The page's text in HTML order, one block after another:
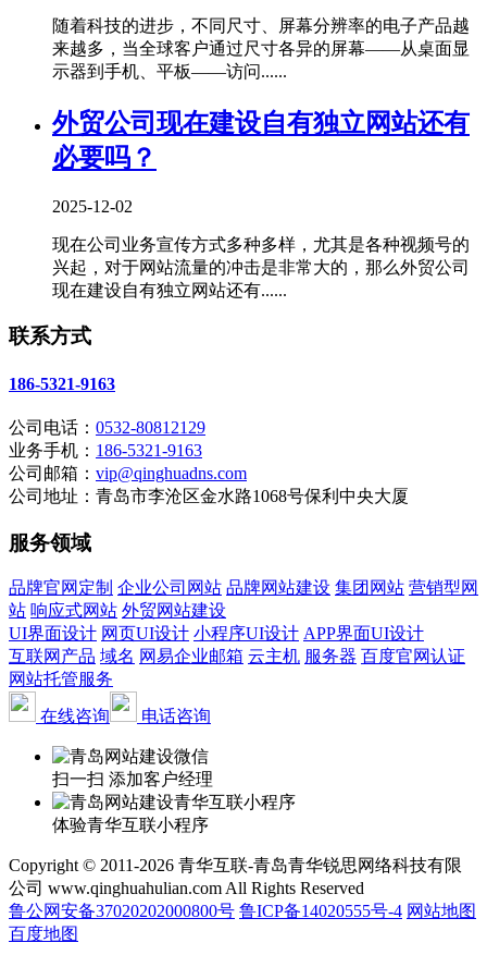
随着科技的进步，不同尺寸、屏幕分辨率的电子产品越
来越多，当全球客户通过尺寸各异的屏幕——从桌面显
示器到手机、平板——访问......
外贸公司现在建设自有独立网站还有
必要吗？
2025-12-02
现在公司业务宣传方式多种多样，尤其是各种视频号的
兴起，对于网站流量的冲击是非常大的，那么外贸公司
现在建设自有独立网站还有......
联系方式
186-5321-9163
公司电话： 0532-80812129
业务手机： 186-5321-9163
公司邮箱： vip@qinghuadns.com
公司地址：青岛市李沧区金水路1068号保利中央大厦
服务领域
品牌官网定制 企业公司网站 品牌网站建设 集团网站 营销型网
站 响应式网站 外贸网站建设
UI界面设计 网页UI设计 小程序UI设计 APP界面UI设计
互联网产品 域名 网易企业邮箱 云主机 服务器 百度官网认证
网站托管服务
在线咨询
电话咨询
扫一扫 添加客户经理
体验青华互联小程序
Copyright © 2011-2026 青华互联-青岛青华锐思网络科技有限
公司 www.qinghuahulian.com All Rights Reserved
鲁公网安备37020202000800号 鲁ICP备14020555号-4 网站地图
百度地图